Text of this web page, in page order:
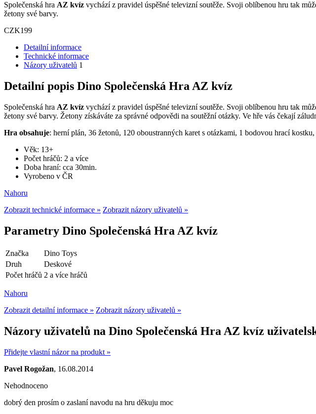
Společenská hra AZ kvíz vychází z pravidel úspěšné televizní soutěže. Svoji oblíbenou hru tak
žetony své barvy.
CZK199
Detailní informace
Technické informace
Názory uživatelů 1
Detailní popis Dino Společenská Hra AZ kvíz
Společenská hra AZ kvíz vychází z pravidel úspěšné televizní soutěže. Svoji oblíbenou hru tak
žetony své barvy. Žetony získáváte za správné odpovědi na soutěžní otázky. Ve hře vás čekají
Hra obsahuje: herní plán, 36 žetonů, 120 oboustranných karet s otázkami, 1 bodovou hrací
Věk: 13+
Počet hráčů: 2 a více
Doba hraní: cca 30min.
Vyrobeno v ČR
Nahoru
Zobrazit technické informace » Zobrazit názory uživatelů »
Parametry Dino Společenská Hra AZ kvíz
Značka
Dino Toys
Druh
Deskové
Počet hráčů 2 a více hráčů
Nahoru
Zobrazit detailní informace » Zobrazit názory uživatelů »
Názory uživatelů na Dino Společenská Hra AZ kvíz
Přidejte vlastní názor na produkt »
Pavel Rogožan, 16.08.2014
Nehodnoceno
dobrý den prosím o zaslaní navodu na hru děkuju moc